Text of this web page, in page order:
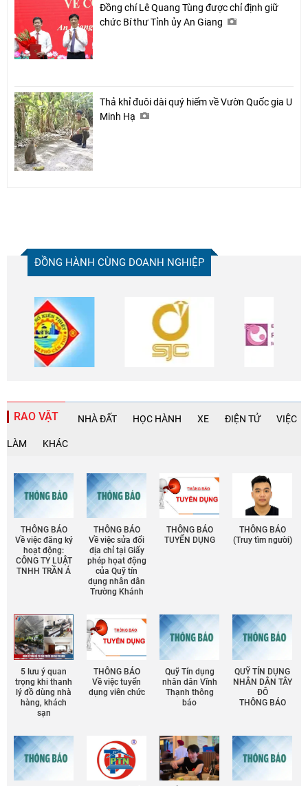
Đồng chí Lê Quang Tùng được chỉ định giữ
chức Bí thư Tỉnh ủy An Giang
Thả khỉ đuôi dài quý hiếm về Vườn Quốc gia U
Minh Hạ
ĐỒNG HÀNH CÙNG DOANH NGHIỆP
RAO VẶT NHÀ ĐẤT HỌC HÀNH XE ĐIỆN TỬ VIỆC
LÀM KHÁC
THÔNG BÁO
Về việc đăng ký
hoạt động:
CÔNG TY LUẬT
TNHH TRẦN Á
THÔNG BÁO
Về việc sửa đổi
địa chỉ tại Giấy
phép họat động
của Quỹ tín
dụng nhân dân
Trường Khánh
THÔNG BÁO
TUYỂN DỤNG
THÔNG BÁO
(Truy tìm người)
5 lưu ý quan
trọng khi thanh
lý đồ dùng nhà
hàng, khách
sạn
THÔNG BÁO
Về việc tuyển
dụng viên chức
Quỹ Tín dụng
nhân dân Vĩnh
Thạnh thông
báo
QUỸ TÍN DỤNG
NHÂN DÂN TÂY
ĐÔ
THÔNG BÁO